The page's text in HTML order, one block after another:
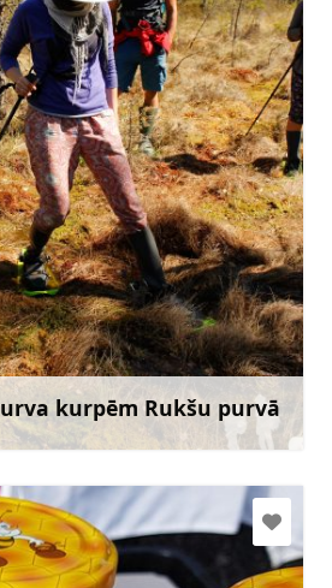
kurpēm Rukšu purvā
Uzzināt vairāk